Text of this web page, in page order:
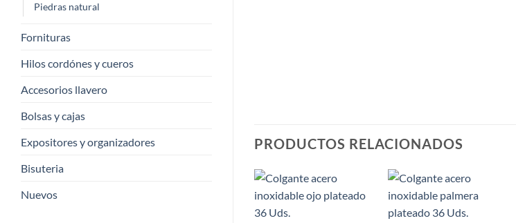
Piedras natural
Fornituras
Hilos cordónes y cueros
Accesorios llavero
Bolsas y cajas
Expositores y organizadores
Bisuteria
Nuevos
PRODUCTOS RELACIONADOS